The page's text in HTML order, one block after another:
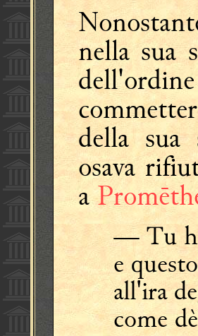
nella sua
della sua
osava
a
— Tu
e
all'ira
come